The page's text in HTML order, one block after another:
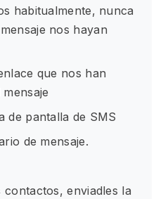
habitualmente, nunca
nos hayan
que nos han
de pantalla de SMS
de mensaje.
enviadles la